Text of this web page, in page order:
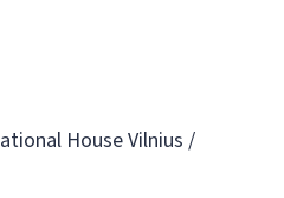
House Vilnius /